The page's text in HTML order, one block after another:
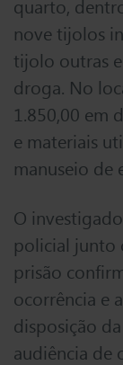
quarto,
nove tijolos
tijolo outras
droga. No
1.850,00 em
e materiais
manuseio de
O
policial junto
prisão
ocorrência e
disposição
audiência de